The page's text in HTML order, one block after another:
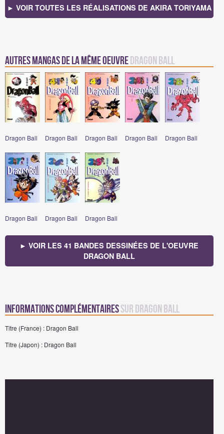
► VOIR TOUTES LES RÉALISATIONS DE AKIRA TORIYAMA
Autres mangas de la même oeuvreDragon Ball
Dragon Ball Dragon Ball Dragon Ball Dragon Ball Dragon Ball
Dragon Ball Dragon Ball Dragon Ball
► VOIR LES 41 BANDES DESSINÉES DE L'OEUVRE
DRAGON BALL
Informations complémentairessur Dragon Ball
Titre (France) : Dragon Ball
Titre (Japon) : Dragon Ball